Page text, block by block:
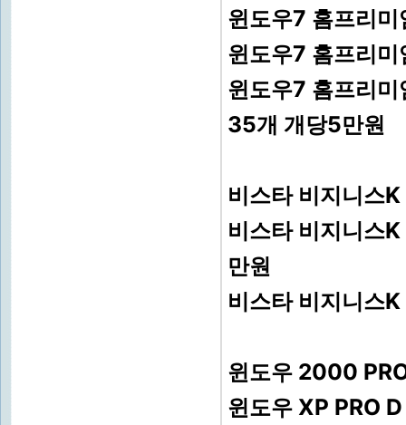
윈도우7 홈프리
윈도우7 홈프리
윈도우7 홈프리
35개 개당5만원
비스타 비지니스
비스타 비지니스
만원
비스타 비지니스
윈도우 2000
윈도우 XP PRO